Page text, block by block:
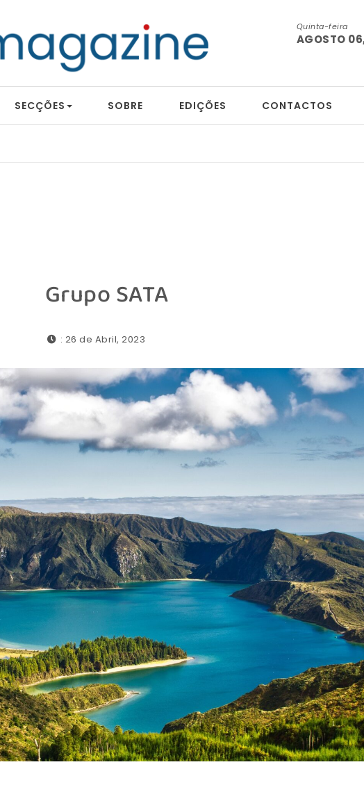
Quinta-feira
AGOSTO
SECÇÕES SOBRE EDIÇÕES CONTACTOS
Grupo SATA
: 26 de Abril, 2023